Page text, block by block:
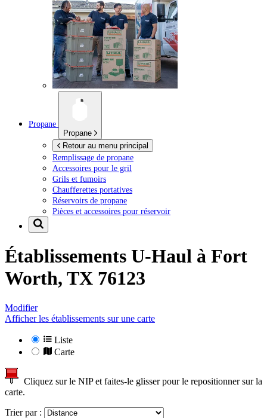
Propane
Propane
Retour au menu principal
Remplissage de propane
Accessoires pour le gril
Grils et fumoirs
Chaufferettes portatives
Réservoirs de propane
Pièces et accessoires pour réservoir
Établissements U-Haul à Fort
Worth, TX 76123
Modifier
Afficher les établissements sur une carte
Liste
Carte
Cliquez sur le NIP et faites-le glisser pour le repositionner sur la
carte.
Trier par :